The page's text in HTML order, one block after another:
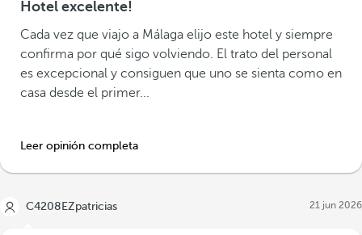
Hotel excelente!
Cada vez que viajo a Málaga elijo este hotel y siempre
confirma por qué sigo volviendo. El trato del personal
es excepcional y consiguen que uno se sienta como en
casa desde el primer...
Leer opinión completa
C4208EZpatricias 21 jun 2026